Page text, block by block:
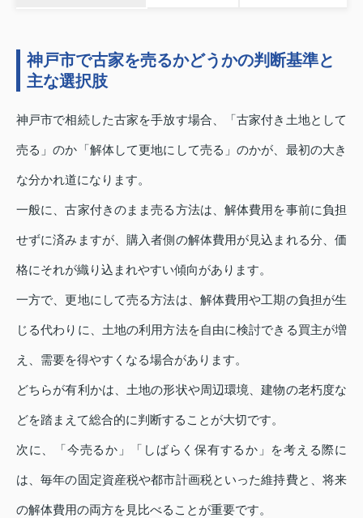
神戸市で古家を売るかどうかの判断基準と
主な選択肢
神戸市で相続した古家を手放す場合、「古家付き土地として
売る」のか「解体して更地にして売る」のかが、最初の大き
な分かれ道になります。
一般に、古家付きのまま売る方法は、解体費用を事前に負担
せずに済みますが、購入者側の解体費用が見込まれる分、価
格にそれが織り込まれやすい傾向があります。
一方で、更地にして売る方法は、解体費用や工期の負担が生
じる代わりに、土地の利用方法を自由に検討できる買主が増
え、需要を得やすくなる場合があります。
どちらが有利かは、土地の形状や周辺環境、建物の老朽度な
どを踏まえて総合的に判断することが大切です。
次に、「今売るか」「しばらく保有するか」を考える際に
は、毎年の固定資産税や都市計画税といった維持費と、将来
の解体費用の両方を見比べることが重要です。